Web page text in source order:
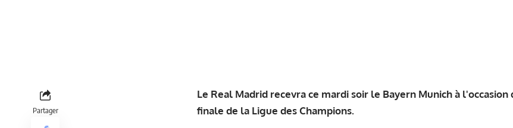
Partager
Le Real Madrid recevra ce mardi soir le Bayern Munich à
finale de la Ligue des Champions.